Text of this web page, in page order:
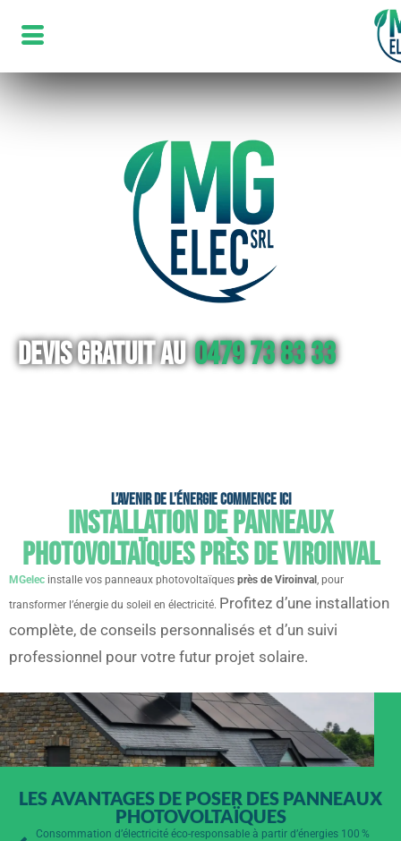
Devis gratuit au 0479 73 83 33
L’avenir de l’énergie commence ici
Installation de panneaux
photovoltaïques près de Viroinval
MGelec installe vos panneaux photovoltaïques près de Viroinval , pour
transformer l’énergie du soleil en électricité. Profitez d’une installation
complète, de conseils personnalisés et d’un suivi
professionnel pour votre futur projet solaire.
LES AVANTAGES DE POSER DES PANNEAUX
PHOTOVOLTAÏQUES
Consommation d’électricité éco-responsable à partir d’énergies 100 %